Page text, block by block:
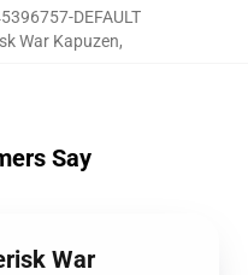
DEFAULT
War Kapuzen,
Say
War